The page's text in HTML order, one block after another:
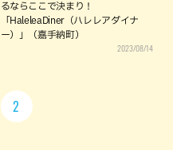
るならここで決まり！
「HaleleaDiner（ハレレアダイナ
ー）」（嘉手納町）
2023/08/14
2